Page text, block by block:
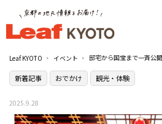
Leaf KYOTO イベント
新着記事 おでかけ 観光・体験
2025.9.28